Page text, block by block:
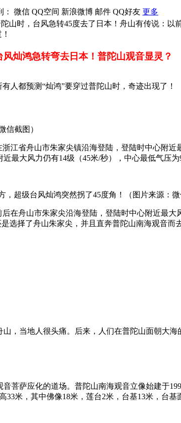
微信 QQ空间 新浪微博 邮件 QQ好友 更多
山时，台风急转45度去了日本！舟山有传说：以
风灿鸿急转弯去日本！普陀山观音显灵？
人都预测“灿鸿”要穿过普陀山时，奇迹出现了！
信截图）
江省舟山市朱家尖镇沿海登陆，登陆时中心附
最大风力仍有14级（45米/秒），中心最低气压
，超级台风灿鸿突然拐了45度角！（图片来源：微
在舟山市朱家尖沿海登陆，登陆时中心附近最
选择了舟山朱家尖，并且直奔普陀山南海观音
，当地人很头痛。后来，人们在普陀山面朝大
菩萨应化的道场。普陀山南海观音立像始建于
米，其中佛像18米，莲台2米，台基13米，台